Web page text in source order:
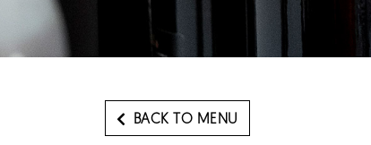
BACK TO MENU